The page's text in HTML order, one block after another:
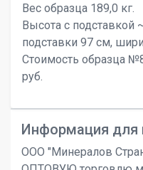
Вес образца 189,0 кг.
Высота с подставкой
подставки 97 см,
Стоимость образца
руб.
Информация для
ООО "Минералов